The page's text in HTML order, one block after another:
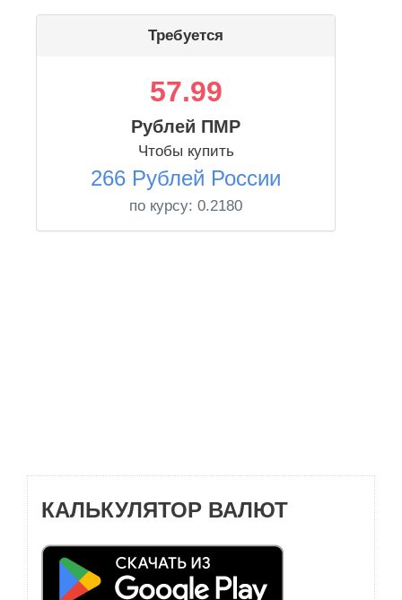
Требуется
57.99
Рублей ПМР
Чтобы купить
266 Рублей России
по курсу: 0.2180
КАЛЬКУЛЯТОР ВАЛЮТ